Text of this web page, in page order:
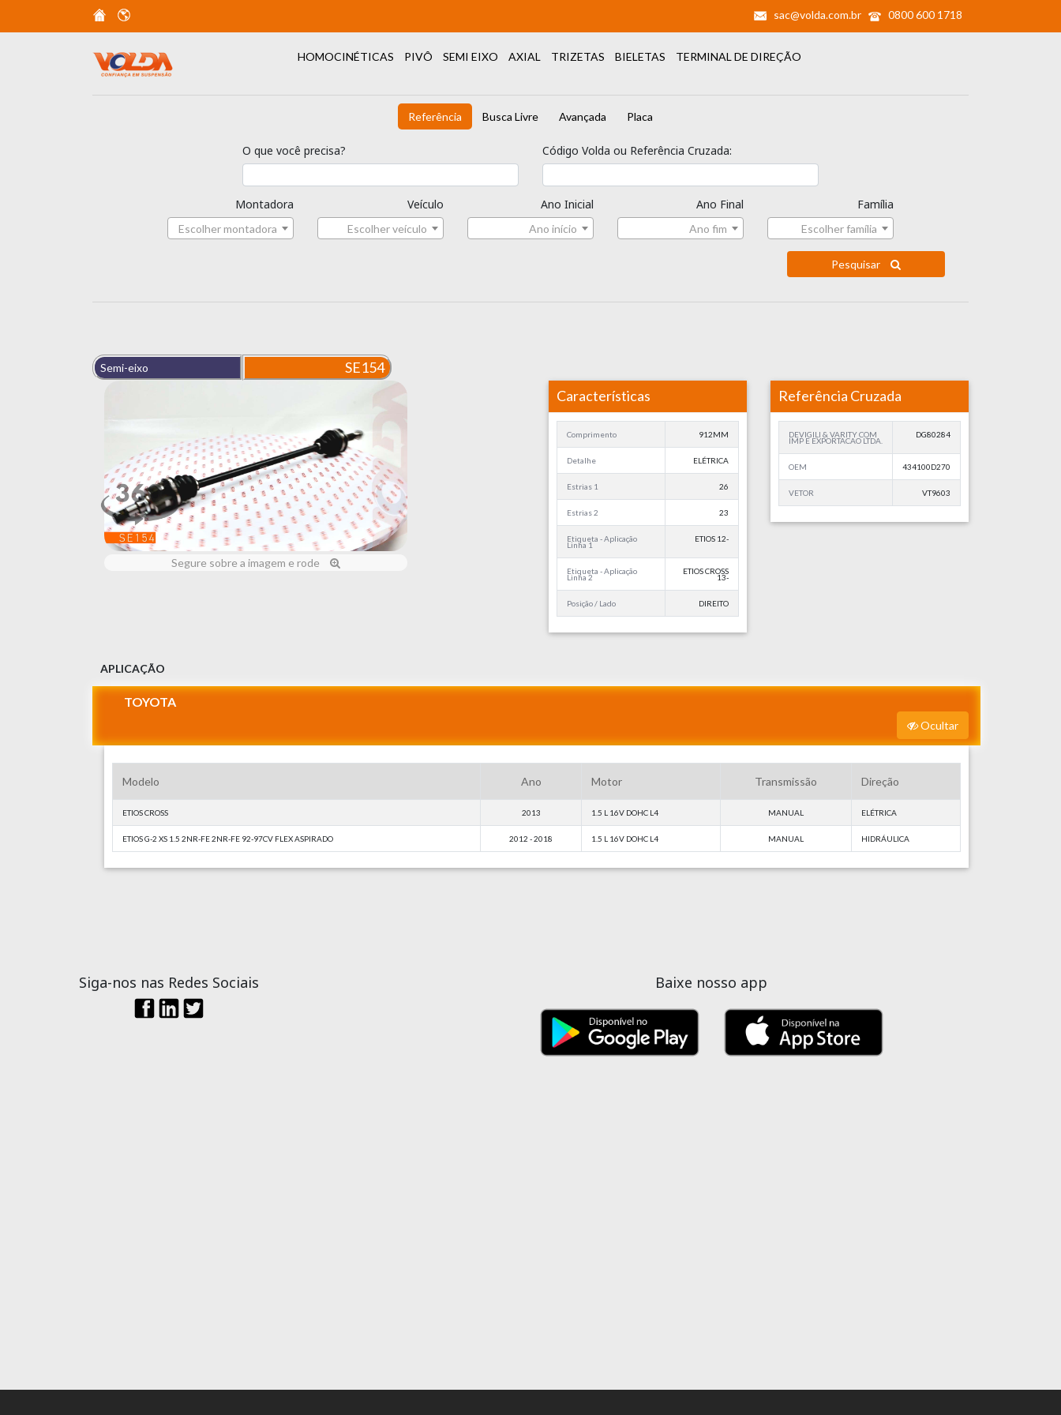
sac@volda.com.br 0800 600 1718
HOMOCINÉTICAS PIVÔ SEMI EIXO AXIAL TRIZETAS BIELETAS TERMINAL DE DIREÇÃO
Referência Busca Livre Avançada Placa
O que você precisa? Código Volda ou Referência Cruzada:
Montadora
Escolher montadora
Veículo
Escolher veículo
Ano Inicial
Ano início
Ano Final
Ano fim
Família
Escolher família
Pesquisar
Semi-eixo SE154
Segure sobre a imagem e rode
Características
Comprimento 912MM
Detalhe ELÉTRICA
Estrias 1 26
Estrias 2 23
Etiqueta - Aplicação
Linha 1
ETIOS 12-
Etiqueta - Aplicação
Linha 2
ETIOS CROSS
13-
Posição / Lado DIREITO
Referência Cruzada
DEVIGILI & VARITY COM
IMP E EXPORTACAO LTDA.
DG80284
OEM 434100D270
VETOR VT9603
APLICAÇÃO
TOYOTA
Ocultar
Modelo Ano Motor Transmissão Direção
ETIOS CROSS 2013 1.5 L 16V DOHC L4 MANUAL ELÉTRICA
ETIOS G-2 XS 1.5 2NR-FE 2NR-FE 92-97CV FLEX ASPIRADO 2012 - 2018 1.5 L 16V DOHC L4 MANUAL HIDRÁULICA
Siga-nos nas Redes Sociais Baixe nosso app